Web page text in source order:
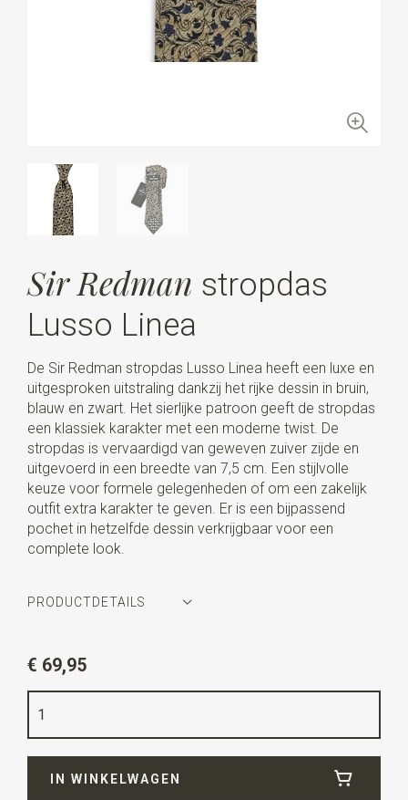
Sir Redman stropdas
Lusso Linea
De Sir Redman stropdas Lusso Linea heeft een luxe en
uitgesproken uitstraling dankzij het rijke dessin in bruin,
blauw en zwart. Het sierlijke patroon geeft de stropdas
een klassiek karakter met een moderne twist. De
stropdas is vervaardigd van geweven zuiver zijde en
uitgevoerd in een breedte van 7,5 cm. Een stijlvolle
keuze voor formele gelegenheden of om een zakelijk
outfit extra karakter te geven. Er is een bijpassend
pochet in hetzelfde dessin verkrijgbaar voor een
complete look.
PRODUCTDETAILS
bruin / zwart / blauw
Kwaliteit
Lengteca. 148 cm
€ 69,95
IN WINKELWAGEN